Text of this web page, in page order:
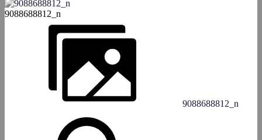
9088688812_n
9088688812_n